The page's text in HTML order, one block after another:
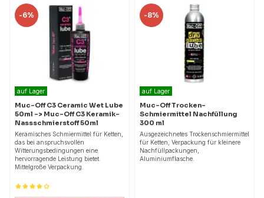
-6%
auf Lager
Muc-Off C3 Ceramic Wet Lube
50ml -> Muc-Off C3 Keramik-
Nassschmierstoff 50ml
Keramisches Schmiermittel für Ketten,
das bei anspruchsvollen
Witterungsbedingungen eine
hervorragende Leistung bietet.
Mittelgroße Verpackung.
-8%
auf Lager
Muc-Off Trocken-
Schmiermittel Nachfüllung
300 ml
Ausgezeichnetes Trockenschmiermittel
für Ketten, Verpackung für kleinere
Nachfüllpackungen,
Aluminiumflasche.